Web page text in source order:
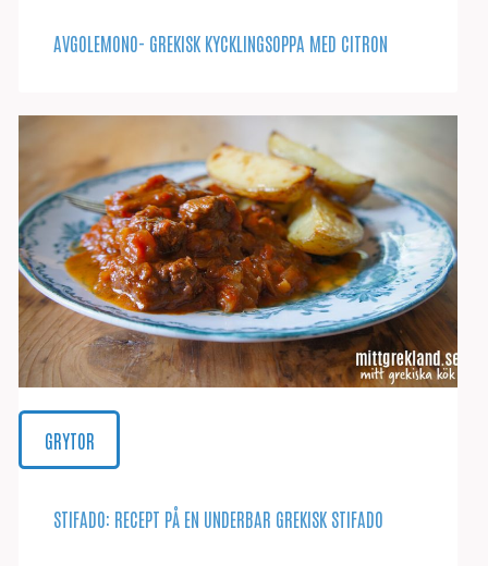
AVGOLEMONO- GREKISK KYCKLINGSOPPA MED CITRON
GRYTOR
STIFADO: RECEPT PÅ EN UNDERBAR GREKISK STIFADO